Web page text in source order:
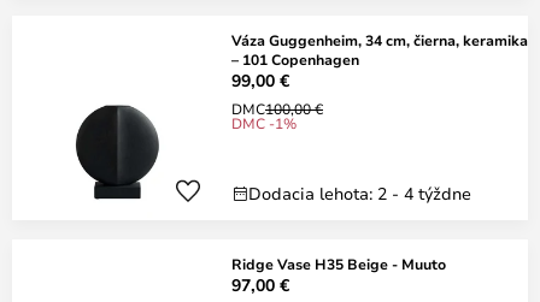
Váza Guggenheim, 34 cm, čierna, keramika
– 101 Copenhagen
99,00 €
DMC100,00 €
DMC -1%
Dodacia lehota: 2 - 4 týždne
Ridge Vase H35 Beige - Muuto
97,00 €